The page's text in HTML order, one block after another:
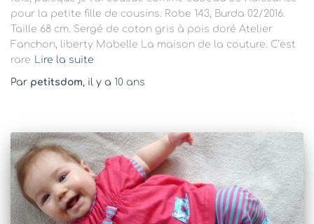
pour la petite fille de cousins. Robe 143, Burda 02/2016.
Taille 68 cm. Sergé de coton gris à pois doré Atelier
Fanchon, liberty Mabelle La maison de la couture. C’est
rare Lire la suite
Par petitsdom, il y a 10 ans